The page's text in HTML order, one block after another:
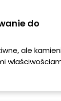
do
ale
kamień,